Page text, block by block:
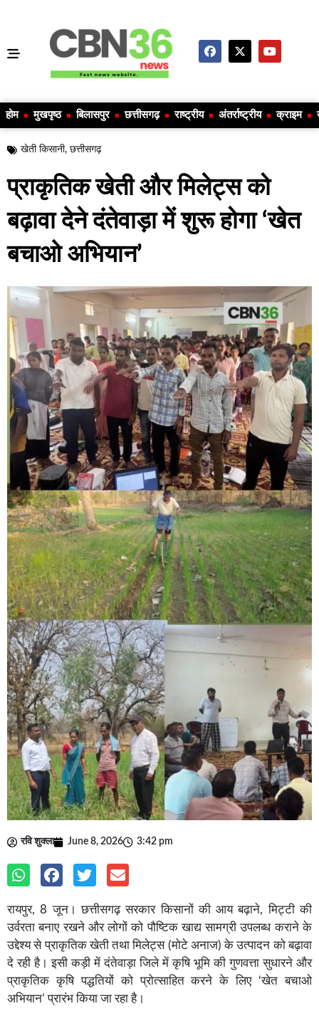
होम मुखपृष्ठ बिलासपुर छत्तीसगढ़ राष्ट्रीय अंतर्राष्ट्रीय क्राइम
खेती किसानी, छत्तीसगढ़
प्राकृतिक खेती और मिलेट्स को
बढ़ावा देने दंतेवाड़ा में शुरू होगा ‘खेत
बचाओ अभियान’
रवि शुक्ला June 8, 2026 3:42 pm
रायपुर, 8 जून। छत्तीसगढ़ सरकार किसानों की आय बढ़ाने, मिट्टी की
उर्वरता बनाए रखने और लोगों को पौष्टिक खाद्य सामग्री उपलब्ध कराने के
उद्देश्य से प्राकृतिक खेती तथा मिलेट्स (मोटे अनाज) के उत्पादन को बढ़ावा
दे रही है। इसी कड़ी में दंतेवाड़ा जिले में कृषि भूमि की गुणवत्ता सुधारने और
प्राकृतिक कृषि पद्धतियों को प्रोत्साहित करने के लिए ‘खेत बचाओ
अभियान’ प्रारंभ किया जा रहा है।